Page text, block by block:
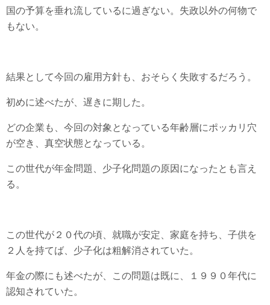
国の予算を垂れ流しているに過ぎない。失政以外の何物で
もない。
結果として今回の雇用方針も、おそらく失敗するだろう。
初めに述べたが、遅きに期した。
どの企業も、今回の対象となっている年齢層にポッカリ穴
が空き、真空状態となっている。
この世代が年金問題、少子化問題の原因になったとも言え
る。
この世代が２０代の頃、就職が安定、家庭を持ち、子供を
２人を持てば、少子化は粗解消されていた。
年金の際にも述べたが、この問題は既に、１９９０年代に
認知されていた。